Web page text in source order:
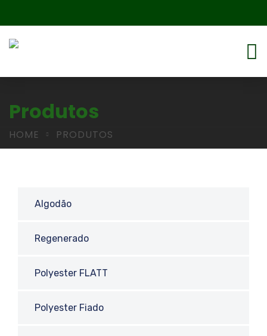
Produtos
HOME PRODUTOS
Algodão
Regenerado
Polyester FLATT
Polyester Fiado